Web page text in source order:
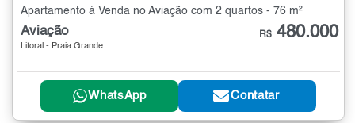
Apartamento à Venda no Aviação com 2 quartos - 76 m²
Aviação
Litoral - Praia Grande
R$ 480.000
WhatsApp Contatar